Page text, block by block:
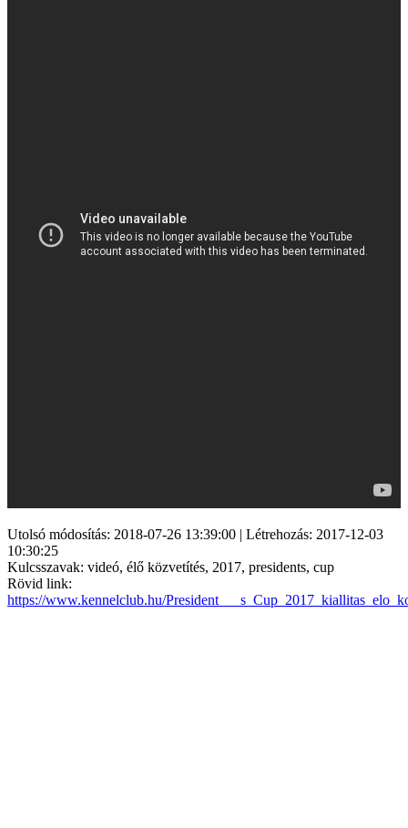
Utolsó módosítás: 2018-07-26 13:39:00 | Létrehozás: 2017-12-03
10:30:25
Kulcsszavak: videó, élő közvetítés, 2017, presidents, cup
Rövid link:
https://www.kennelclub.hu/